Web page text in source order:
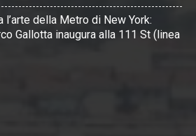
della Metro di New York:
Gallotta inaugura alla 111 St (linea